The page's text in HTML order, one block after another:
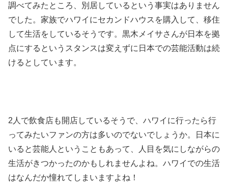
調べてみたところ、別居しているという事実はありません
でした。家族でハワイにセカンドハウスを購入して、移住
して生活をしているそうです。黒木メイサさんが日本を拠
点にするというスタンスは変えずに日本での芸能活動は続
けるとしています。
2人で飲食店も開店しているそうで、ハワイに行ったら行
ってみたいファンの方は多いのでないでしょうか。日本に
いると芸能人ということもあって、人目を気にしながらの
生活がきつかったのかもしれませんよね。ハワイでの生活
はなんだか憧れてしまいますよね！